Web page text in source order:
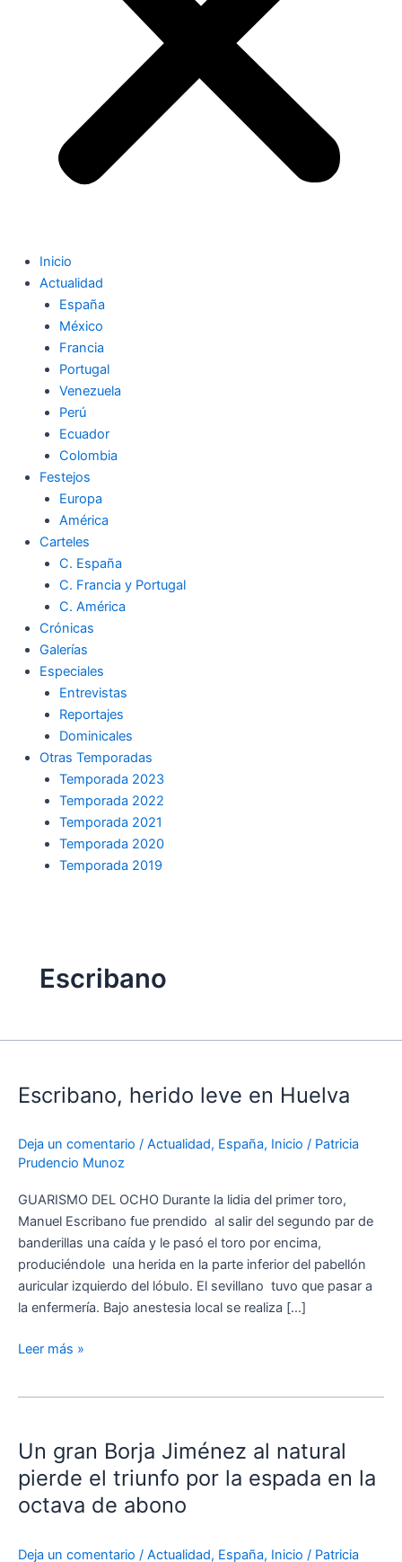
Inicio
Actualidad
España
México
Francia
Portugal
Venezuela
Perú
Ecuador
Colombia
Festejos
Europa
América
Carteles
C. España
C. Francia y Portugal
C. América
Crónicas
Galerías
Especiales
Entrevistas
Reportajes
Dominicales
Otras Temporadas
Temporada 2023
Temporada 2022
Temporada 2021
Temporada 2020
Temporada 2019
Escribano
Escribano, herido leve en Huelva
Deja un comentario / Actualidad, España, Inicio / Patricia
Prudencio Munoz
GUARISMO DEL OCHO Durante la lidia del primer toro,
Manuel Escribano fue prendido al salir del segundo par de
banderillas una caída y le pasó el toro por encima,
produciéndole una herida en la parte inferior del pabellón
auricular izquierdo del lóbulo. El sevillano tuvo que pasar a
la enfermería. Bajo anestesia local se realiza […]
leve
Huelva
Leer más »
Un gran Borja Jiménez al natural
pierde el triunfo por la espada en la
octava de abono
Deja un comentario / Actualidad, España, Inicio / Patricia
Borja
Jiménez
al
natural
el